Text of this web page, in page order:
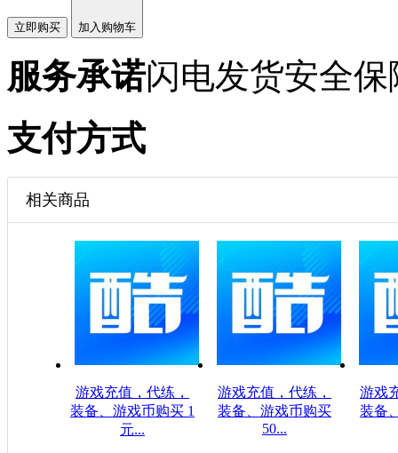
立即购买 加入购物车
服务承诺闪电发货安全保
支付方式
相关商品
游戏充值，代练，
装备、游戏币购买 1
元...
游戏充值，代练，
装备、游戏币购买
50...
游戏
装备